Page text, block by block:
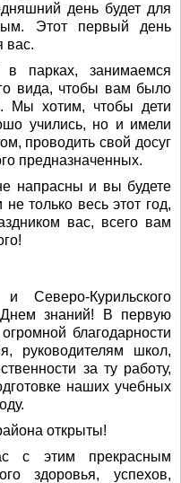
день будет для
Этот первый день
вас.
парках, занимаемся
вида, чтобы вам было
Мы хотим, чтобы дети
учились, но и имели
проводить свой досуг
предназначенных.
напрасны и вы будете
только весь этот год,
вас, всего вам
Северо-Курильского
знаний! В первую
благодарности
руководителям школ,
за ту работу,
наших учебных
открыты!
с этим прекрасным
здоровья, успехов,